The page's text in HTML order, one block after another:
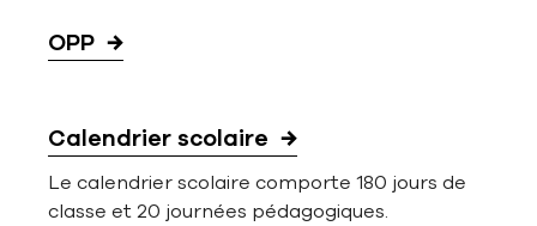
OPP
Calendrier scolaire
Le calendrier scolaire comporte 180 jours de
classe et 20 journées pédagogiques.